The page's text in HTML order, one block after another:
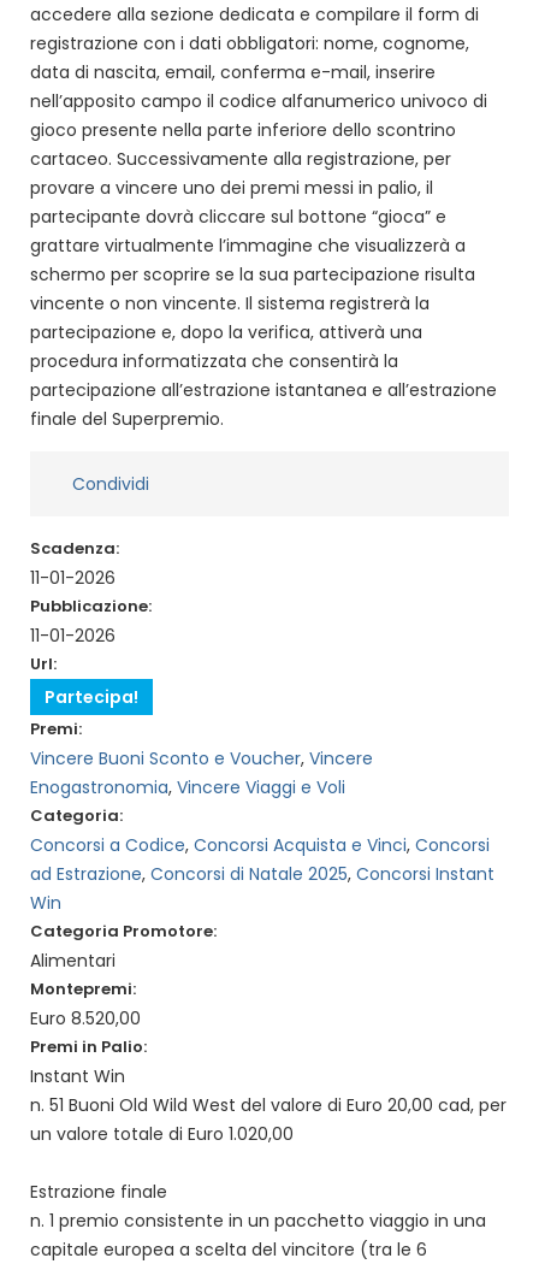
accedere alla sezione dedicata e compilare il form di
registrazione con i dati obbligatori: nome, cognome,
data di nascita, email, conferma e-mail, inserire
nell’apposito campo il codice alfanumerico univoco di
gioco presente nella parte inferiore dello scontrino
cartaceo. Successivamente alla registrazione, per
provare a vincere uno dei premi messi in palio, il
partecipante dovrà cliccare sul bottone “gioca” e
grattare virtualmente l’immagine che visualizzerà a
schermo per scoprire se la sua partecipazione risulta
vincente o non vincente. Il sistema registrerà la
partecipazione e, dopo la verifica, attiverà una
procedura informatizzata che consentirà la
partecipazione all’estrazione istantanea e all’estrazione
finale del Superpremio.
Condividi
Scadenza:
11-01-2026
Pubblicazione:
11-01-2026
Url:
Partecipa!
Premi:
Vincere Buoni Sconto e Voucher, Vincere
Enogastronomia, Vincere Viaggi e Voli
Categoria:
Concorsi a Codice, Concorsi Acquista e Vinci, Concorsi
ad Estrazione, Concorsi di Natale 2025, Concorsi Instant
Win
Categoria Promotore:
Alimentari
Montepremi:
Euro 8.520,00
Premi in Palio:
Instant Win
n. 51 Buoni Old Wild West del valore di Euro 20,00 cad, per
un valore totale di Euro 1.020,00
Estrazione finale
n. 1 premio consistente in un pacchetto viaggio in una
capitale europea a scelta del vincitore (tra le 6